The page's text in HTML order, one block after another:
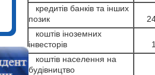
кредитів банків та інших
позик
коштів іноземних
інвесторів
коштів населення на
будівництво